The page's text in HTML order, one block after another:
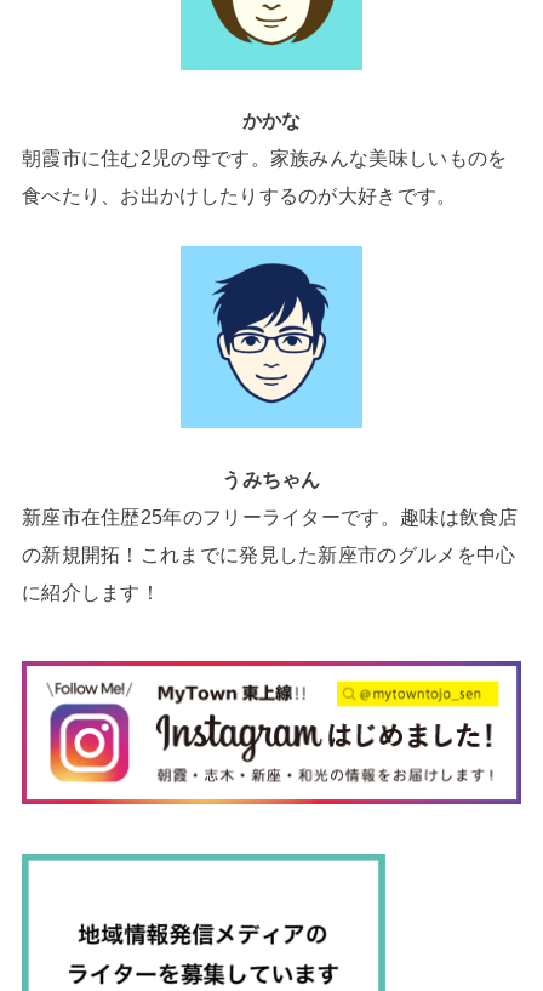
かかな
朝霞市に住む2児の母です。家族みんな美味しいものを
食べたり、お出かけしたりするのが大好きです。
うみちゃん
新座市在住歴25年のフリーライターです。趣味は飲食店
の新規開拓！これまでに発見した新座市のグルメを中心
に紹介します！